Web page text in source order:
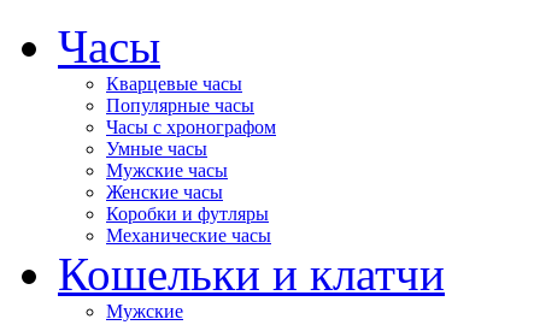
Часы
Кварцевые часы
Популярные часы
Часы с хронографом
Умные часы
Мужские часы
Женские часы
Коробки и футляры
Механические часы
Кошельки и клатчи
Мужские